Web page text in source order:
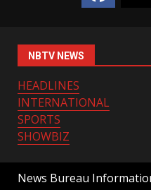
NBTV NEWS
HEADLINES
INTERNATIONAL
SPORTS
SHOWBIZ
News Bureau